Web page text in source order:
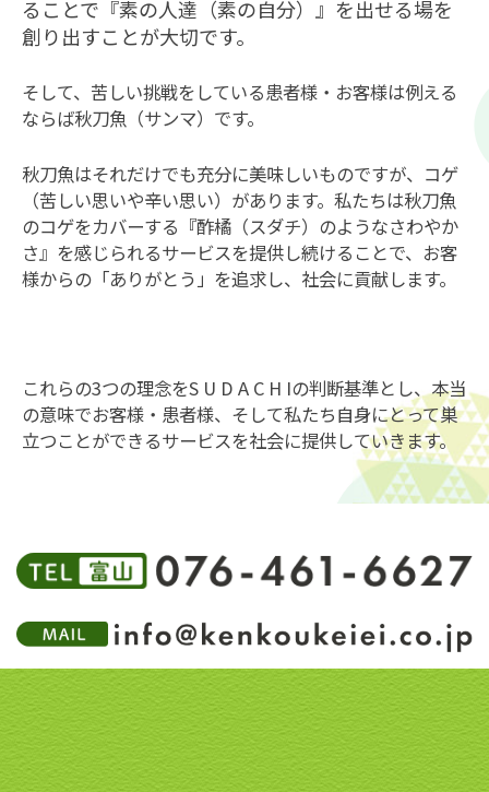
ることで『素の人達（素の自分）』を出せる場を
創り出すことが大切です。
そして、苦しい挑戦をしている患者様・お客様は例える
ならば秋刀魚（サンマ）です。
秋刀魚はそれだけでも充分に美味しいものですが、コゲ
（苦しい思いや辛い思い）があります。私たちは秋刀魚
のコゲをカバーする『酢橘（スダチ）のようなさわやか
さ』を感じられるサービスを提供し続けることで、お客
様からの「ありがとう」を追求し、社会に貢献します。
これらの3つの理念をS U D A C H Iの判断基準とし、本当
の意味でお客様・患者様、そして私たち自身にとって巣
立つことができるサービスを社会に提供していきます。